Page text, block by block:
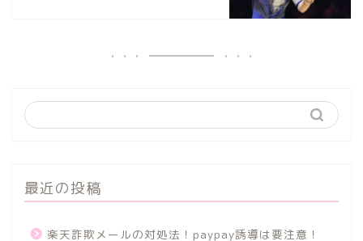
最近の投稿
楽天詐欺メールの対処法！paypay誘導は要注意！